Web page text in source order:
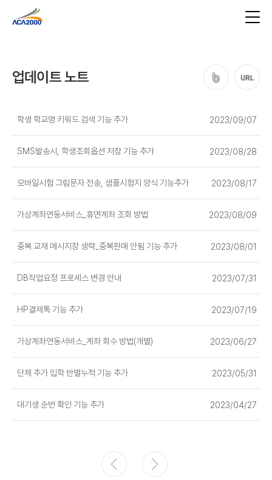
업데이트 노트
학생 학교명 키워드 검색 기능 추가 2023/09/07
SMS발송시, 학생조회옵션 저장 기능 추가 2023/08/28
모바일시험 그림문자 전송, 샘플시험지 양식 기능추가 2023/08/17
가상계좌연동서비스_휴면계좌 조회 방법 2023/08/09
중복 교재 메시지창 생략_중복판매 안됨 기능 추가 2023/08/01
DB작업요청 프로세스 변경 안내 2023/07/31
HP결제톡 기능 추가 2023/07/19
가상계좌연동서비스_계좌 회수 방법(개별) 2023/06/27
단체 추가 입학 반별누적 기능 추가 2023/05/31
대기생 순번 확인 기능 추가 2023/04/27